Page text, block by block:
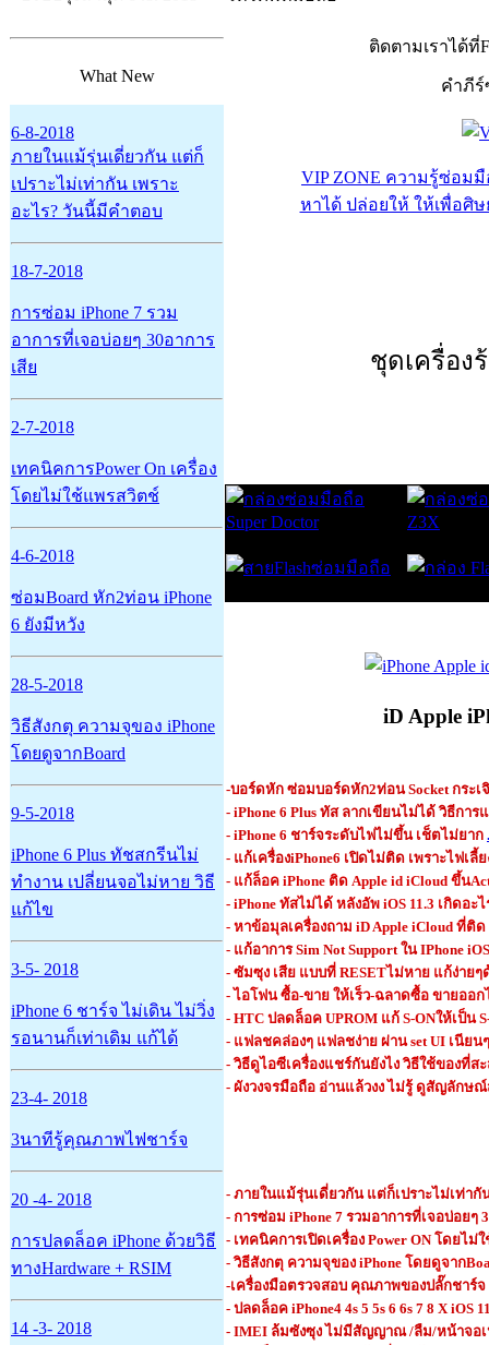
What New
6-8-2018
ภายในแม้รุ่นเดี่ยวกัน แต่ก็
เปราะไม่เท่ากัน เพราะ
อะไร? วันนี้มีคำตอบ
18-7-2018
การซ่อม iPhone 7 รวม
อาการที่เจอบ่อยๆ 30อาการ
เสีย
2-7-2018
เทคนิคการPower On เครื่อง
โดยไม่ใช้แพรสวิตช์
4-6-2018
ซ่อมBoard หัก2ท่อน iPhone
6 ยังมีหวัง
28-5-2018
วิธีสังกตุ ความจุของ iPhone
โดยดูจากBoard
9-5-2018
iPhone 6 Plus ทัชสกรีนไม่
ทำงาน เปลี่ยนจอไม่หาย วิธี
แก้ไข
3-5- 2018
iPhone 6 ชาร์จ ไม่เดิน ไม่วิ่ง
รอนานก็เท่าเดิม แก้ได้
23-4- 2018
3นาทีรู้คุณภาพไฟชาร์จ
20 -4- 2018
การปลดล็อค iPhone ด้วยวิธี
ทางHardware + RSIM
14 -3- 2018
ติดตามเราได้ที่
คำภีร์
VIP ZONE ความรู้ซ่อมมื
หาได้ ปล่อยให้ ให้เพื่อศิษ
ชุดเครื่อง
iD Apple
-บอร์ดหัก ซ่อมบอร์ดหัก2ท่อน Socket กระเ
- iPhone 6 Plus ทัส ลากเขียนไม่ได้ วิธีการ
- iPhone 6 ชาร์จระดับไฟไม่ขึ้น เช็ตไม่ยาก
- แก้เครื่องiPhone6 เปิดไม่ติด เพราะไฟเลี้
- แก้ล็อค iPhone ติด Apple id iCloud ขึ้น
- iPhone ทัสไม่ได้ หลังอัพ iOS 11.3 เกิดอะ
- หาข้อมุลเครื่องถาม iD Apple iCloud ที่ติ
- แก้อาการ Sim Not Support ใน IPhone
- ซัมซุง เสีย แบบที่ RESETไม่หาย แก้ง่าย
- ไอโฟน ซื้อ-ขาย ให้เร็ว-ฉลาดซื้อ ขายออก
- HTC ปลดล็อค UPROM แก้ S-ONให้เป็น
- แฟลชคล่องๆ แฟลชง่าย ผ่าน set UI เนียน
- วิธีดูไอซีเครื่องแชร์กันยังไง วิธีใช้ของที่ส
- ผังวงจรมือถือ อ่านแล้วงง ไม่รู้ ดูสัญลักษ
- ภายในแม้รุ่นเดี่ยวกัน แต่ก็เปราะไม่เท่า
- การซ่อม iPhone 7 รวมอาการที่เจอบ่อยๆ
- เทคนิคการเปิดเครื่อง Power ON โดยไ
- วิธีสังกตุ ความจุของ iPhone โดยดูจาก
-เครื่องมือตรวจสอบ คุณภาพของปลั๊กชาร์
- ปลดล็อค iPhone4 4s 5 5s 6 6s 7 8 X iOS
- IMEI ล้มซังซุง ไม่มีสัญญาณ /ลืม/หน้าจอเ